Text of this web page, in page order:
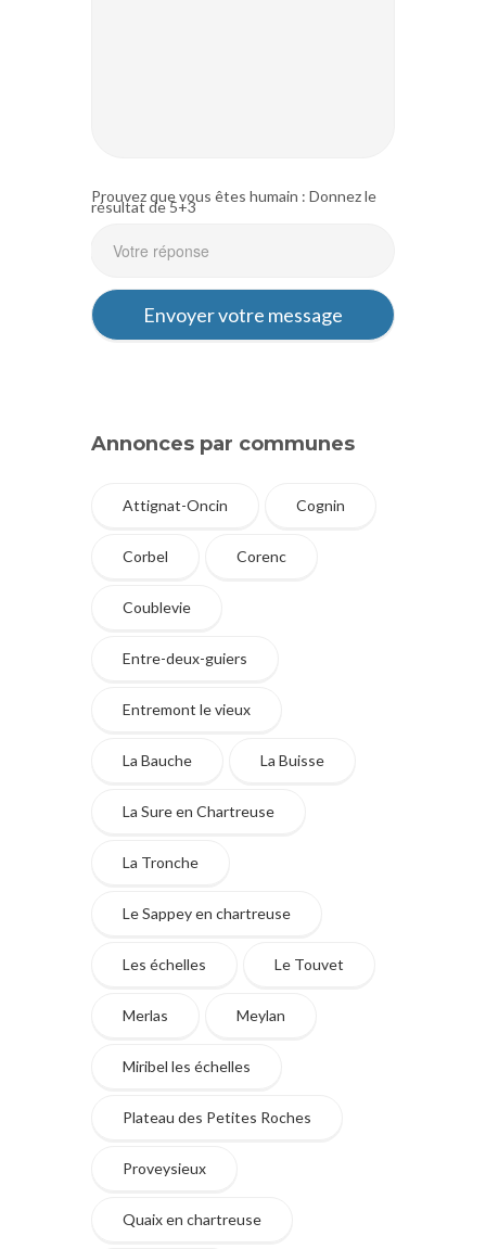
Prouvez que vous êtes humain : Donnez le
résultat de 5+3
Annonces par communes
Attignat-Oncin Cognin
Corbel Corenc
Coublevie
Entre-deux-guiers
Entremont le vieux
La Bauche La Buisse
La Sure en Chartreuse
La Tronche
Le Sappey en chartreuse
Les échelles Le Touvet
Merlas Meylan
Miribel les échelles
Plateau des Petites Roches
Proveysieux
Quaix en chartreuse